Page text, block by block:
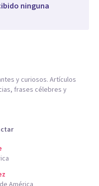
ninguna
y curiosos. Artículos
frases célebres y